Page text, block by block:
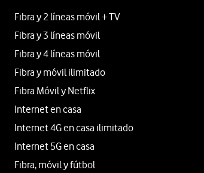
Fibra y 2 líneas móvil + TV
Fibra y 3 líneas móvil
Fibra y 4 líneas móvil
Fibra y móvil ilimitado
Fibra Móvil y Netflix
Internet en casa
Internet 4G en casa ilimitado
Internet 5G en casa
Fibra, móvil y fútbol